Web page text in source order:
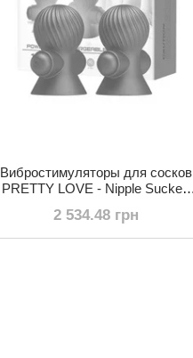
Вибростимуляторы для сосков
PRETTY LOVE - Nipple Sucker,
2 534.48 грн